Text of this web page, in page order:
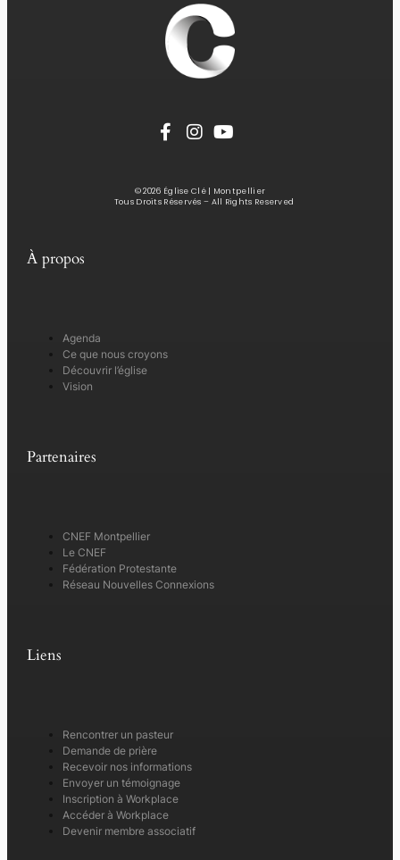
© 2026 Église Clé | Montpellier
Tous Droits Réservés – All Rights Reserved
À propos
Agenda
Ce que nous croyons
Découvrir l’église
Vision
Partenaires
CNEF Montpellier
Le CNEF
Fédération Protestante
Réseau Nouvelles Connexions
Liens
Rencontrer un pasteur
Demande de prière
Recevoir nos informations
Envoyer un témoignage
Inscription à Workplace
Accéder à Workplace
Devenir membre associatif